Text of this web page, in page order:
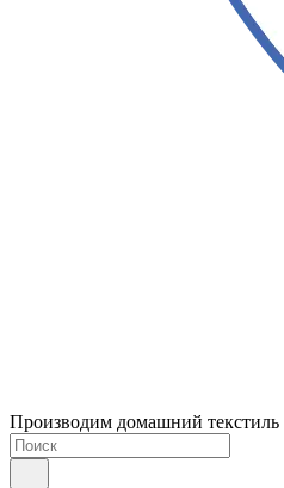
Производим домашний текстиль